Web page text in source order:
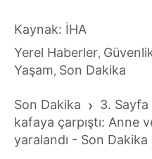
Kaynak: İHA
Yerel Haberler,
Yaşam, Son Dakika
Son Dakika › 3. Sayfa
kafaya çarpıştı: Anne
yaralandı - Son Dakika